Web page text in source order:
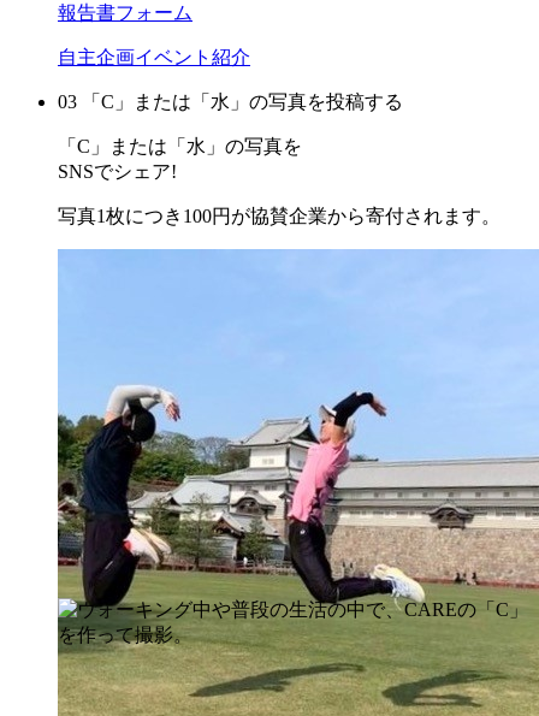
報告書フォーム
自主企画イベント紹介
03 「C」または「水」の写真を投稿する
「C」または「水」の写真を
SNSでシェア!
写真1枚につき100円が協賛企業から寄付されます。